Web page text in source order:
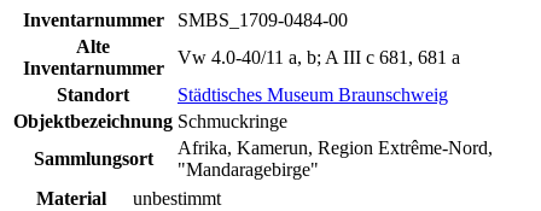
Inventarnummer
SMBS_1709-0484-00
Alte
Inventarnummer
Vw 4.0-40/11 a, b; A III c 681, 681 a
Standort
Städtisches Museum Braunschweig
Objektbezeichnung Schmuckringe
Sammlungsort
Afrika, Kamerun, Region Extrême-Nord,
"Mandaragebirge"
Material
unbestimmt